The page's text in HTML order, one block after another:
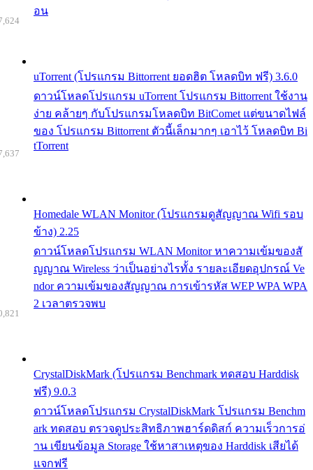
อน
uTorrent (โปรแกรม Bittorrent ยอดฮิต โหลดบิท ฟรี) 3.6.0
ดาวน์โหลดโปรแกรม uTorrent โปรแกรม Bittorrent ใช้งาน
ง่าย คล้ายๆ กับโปรแกรมโหลดบิท BitComet แต่ขนาดไฟล์
ของ โปรแกรม Bittorrent ตัวนี้เล็กมากๆ เอาไว้ โหลดบิท Bi
tTorrent
Homedale WLAN Monitor (โปรแกรมดูสัญญาณ Wifi รอบ
ข้าง) 2.25
ดาวน์โหลดโปรแกรม WLAN Monitor หาความเข้มของสั
ญญาณ Wireless ว่าเป็นอย่างไรทั้ง รายละเอียดอุปกรณ์ Ve
ndor ความเข้มของสัญญาณ การเข้ารหัส WEP WPA WPA
2 เวลาตรวจพบ
CrystalDiskMark (โปรแกรม Benchmark ทดสอบ Harddisk
ฟรี) 9.0.3
ดาวน์โหลดโปรแกรม CrystalDiskMark โปรแกรม Benchm
ark ทดสอบ ตรวจดูประสิทธิภาพฮาร์ดดิสก์ ความเร็วการอ่
าน เขียนข้อมูล Storage ใช้หาสาเหตุของ Harddisk เสียได้
แจกฟรี